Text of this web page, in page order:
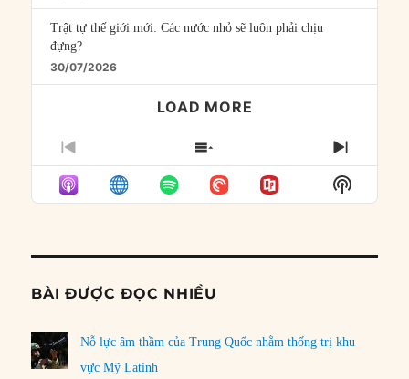
Trật tự thế giới mới: Các nước nhỏ sẽ luôn phải chịu
đựng?
30/07/2026
LOAD MORE
PREVIOUS
EPISODE
SHOW
EPISODES
LIST
NEXT
Show
Podcast
BÀI ĐƯỢC ĐỌC NHIỀU
Nỗ lực âm thầm của Trung Quốc nhằm thống trị khu
vực Mỹ Latinh